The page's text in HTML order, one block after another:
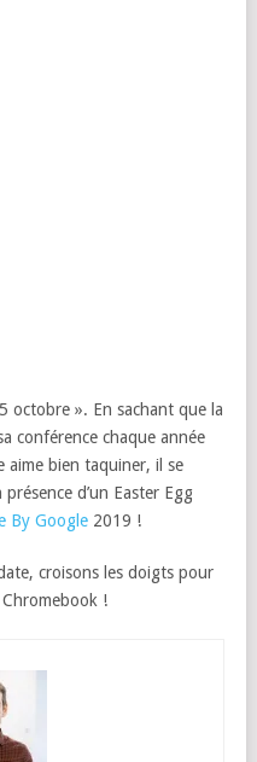
octobre ». En sachant que la
conférence chaque année
aime bien taquiner, il se
d’un Easter Egg
By Google 2019 !
croisons les doigts pour
!